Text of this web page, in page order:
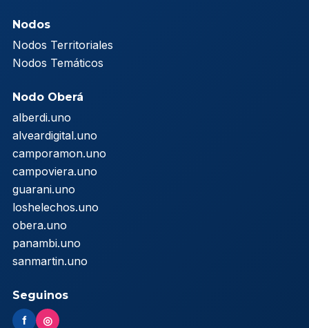
Nodos
Nodos Territoriales
Nodos Temáticos
Nodo Oberá
alberdi.uno
alveardigital.uno
camporamon.uno
campoviera.uno
guarani.uno
loshelechos.uno
obera.uno
panambi.uno
sanmartin.uno
Seguinos
f ◎